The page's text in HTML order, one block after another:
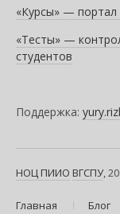
«Курсы» —
«Тесты» —
студентов
Поддержка:
НОЦ ПИИО ВГСПУ,
Главная Блог